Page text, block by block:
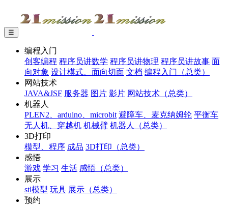
☰
编程入门
创客编程 程序员讲数学 程序员讲物理 程序员讲故事 面
向对象 设计模式、面向切面 文档 编程入门（总类）
网站技术
JAVA&JSF 服务器 图片 影片 网站技术（总类）
机器人
PLEN2、arduino、microbit 避障车、麦克纳姆轮 平衡车
无人机、穿越机 机械臂 机器人（总类）
3D打印
模型、程序 成品 3D打印（总类）
感悟
游戏 学习 生活 感悟（总类）
展示
stl模型 玩具 展示（总类）
预约